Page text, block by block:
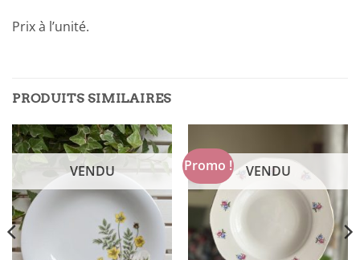
Prix à l’unité.
PRODUITS SIMILAIRES
VENDU Promo ! VENDU